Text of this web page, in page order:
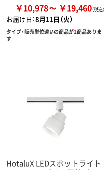
￥10,978 ￥19,460
お届け日：8月11日（火）
タイプ・販売単位違いの商品が2商品ありま
す
HotaluX LEDスポットライト